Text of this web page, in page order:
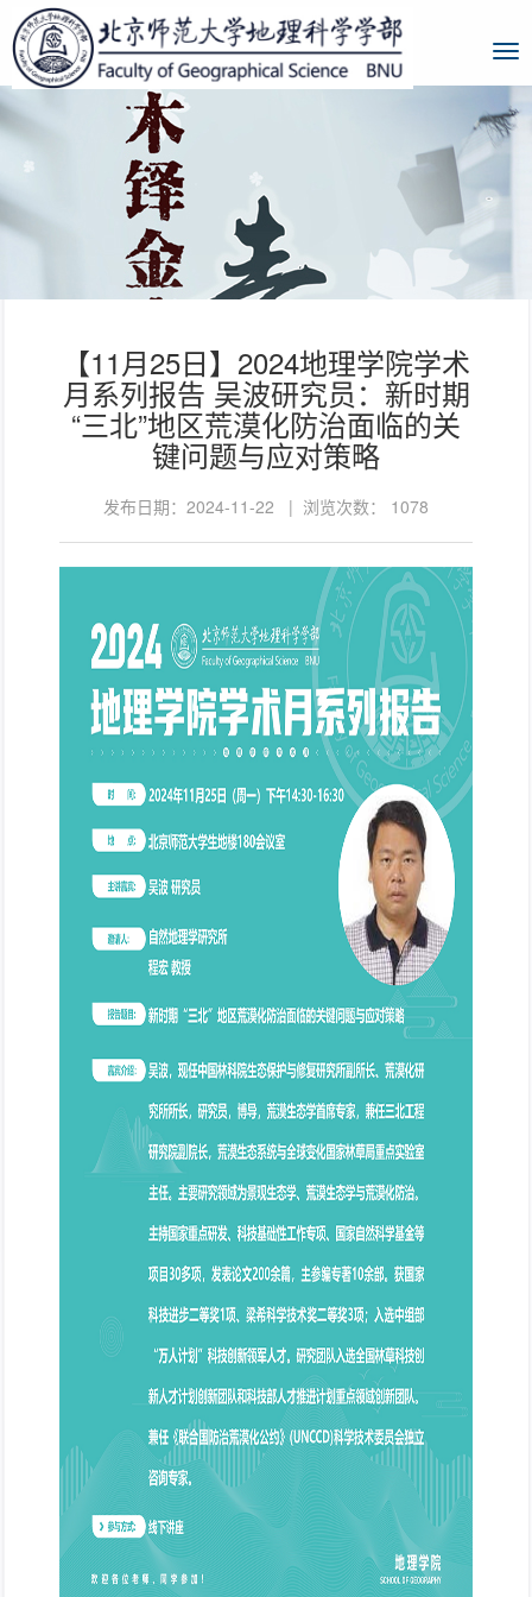
【11月25日】2024地理学院学术
月系列报告 吴波研究员：新时期
“三北”地区荒漠化防治面临的关
键问题与应对策略
发布日期：2024-11-22 | 浏览次数： 1078